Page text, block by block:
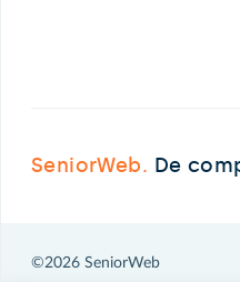
SeniorWeb. De
©2026 SeniorWeb